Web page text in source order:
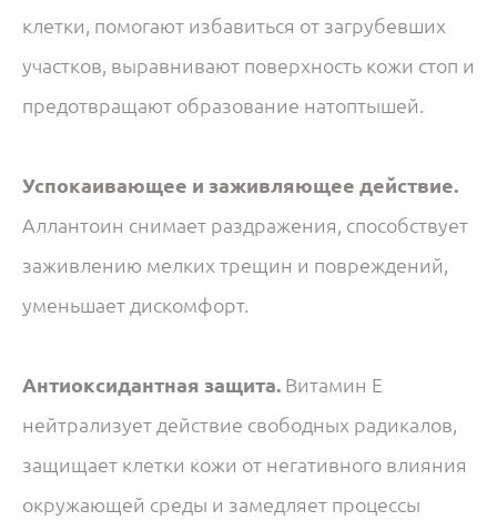
клетки, помогают избавиться от загрубевших
участков, выравнивают поверхность кожи стоп и
предотвращают образование натоптышей.
Успокаивающее и заживляющее действие.
Аллантоин снимает раздражения, способствует
заживлению мелких трещин и повреждений,
уменьшает дискомфорт.
Антиоксидантная защита. Витамин E
нейтрализует действие свободных радикалов,
защищает клетки кожи от негативного влияния
окружающей среды и замедляет процессы